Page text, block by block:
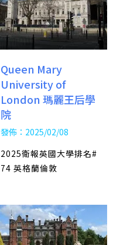
Queen Mary
University of
London 瑪麗王后學
院
發佈：2025/02/08
2025衛報英國大學排名#
74 英格蘭倫敦